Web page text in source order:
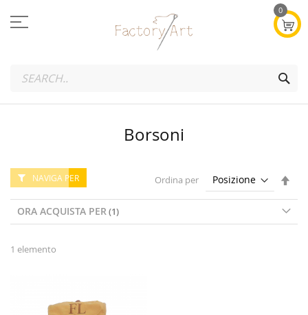
al
contenuto
0
Borsoni
NAVIGA PER
ORA ACQUISTA PER
1 elemento
Ordina per